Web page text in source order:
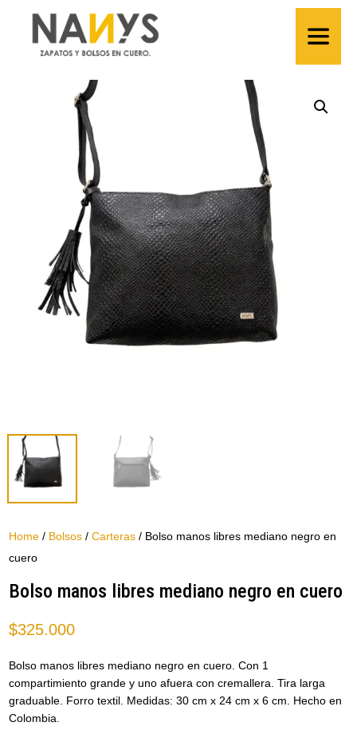
Home / Bolsos /Carteras / Bolso manos libres mediano negro en
cuero
Bolso manos libres mediano negro en cuero
$325.000
Bolso manos libres mediano negro en cuero. Con 1
compartimiento grande y uno afuera con cremallera. Tira larga
graduable. Forro textil. Medidas: 30 cm x 24 cm x 6 cm. Hecho en
Colombia.